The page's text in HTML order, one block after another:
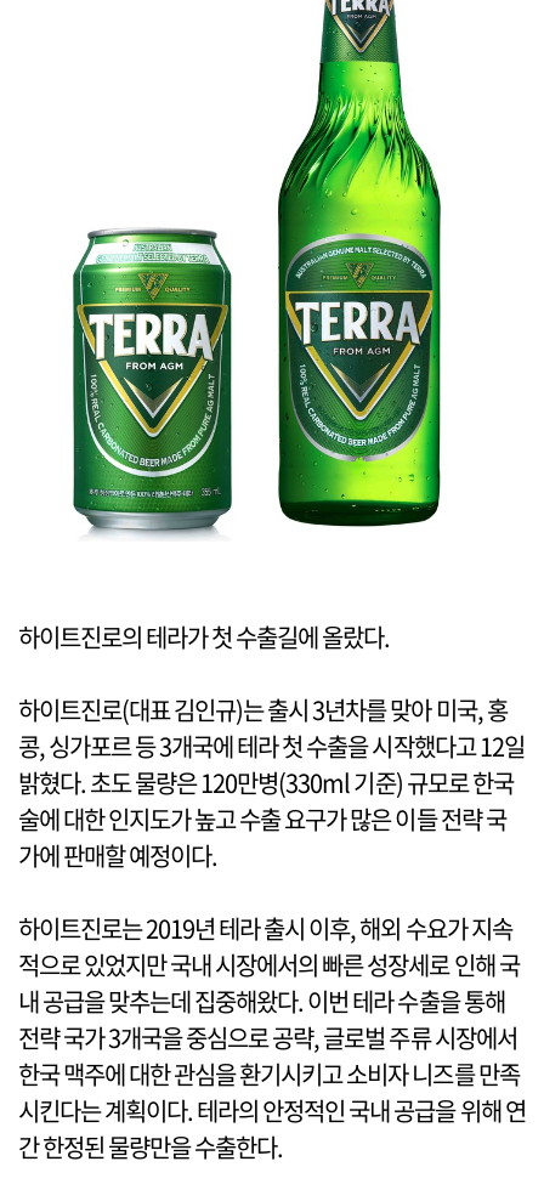
하이트진로의 테라가 첫 수출길에 올랐다.
하이트진로(대표 김인규)는 출시 3년차를 맞아 미국, 홍
콩, 싱가포르 등 3개국에 테라 첫 수출을 시작했다고 12일
밝혔다. 초도 물량은 120만병(330ml 기준) 규모로 한국
술에 대한 인지도가 높고 수출 요구가 많은 이들 전략 국
가에 판매할 예정이다.
하이트진로는 2019년 테라 출시 이후, 해외 수요가 지속
적으로 있었지만 국내 시장에서의 빠른 성장세로 인해 국
내 공급을 맞추는데 집중해왔다. 이번 테라 수출을 통해
전략 국가 3개국을 중심으로 공략, 글로벌 주류 시장에서
한국 맥주에 대한 관심을 환기시키고 소비자 니즈를 만족
시킨다는 계획이다. 테라의 안정적인 국내 공급을 위해 연
간 한정된 물량만을 수출한다.